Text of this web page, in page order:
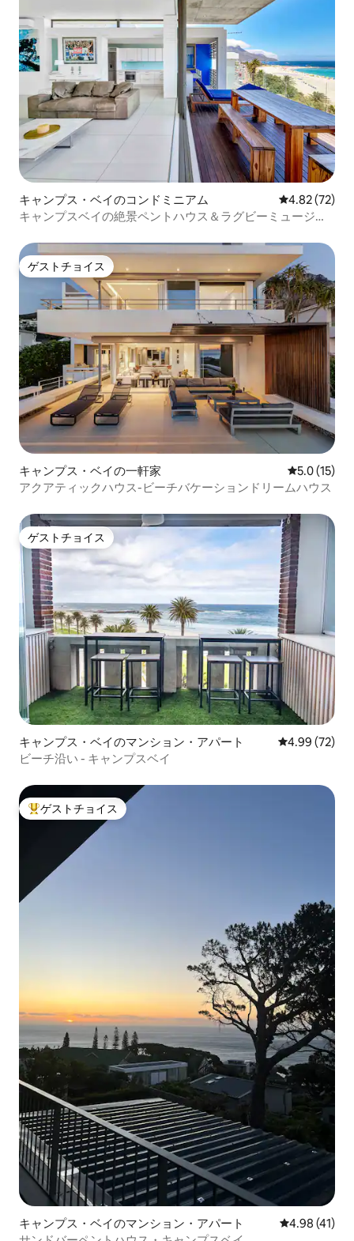
キャンプス・ベイのコンドミニアム レビュー72
4.82 (72)
キャンプスベイの絶景ペントハウス＆ラグビーミュージア
ゲストチョイス
ゲストチョイス
キャンプス・ベイの一軒家 レビュー15
5.0 (15)
アクアティックハウス-ビーチバケーションドリームハウス
ゲストチョイス
ゲストチョイス
キャンプス・ベイのマンション・アパート レビュー72
4.99 (72)
ビーチ沿い - キャンプスベイ
大好評のゲストチョイスです。
ゲストチョイス
キャンプス・ベイのマンション・アパート レビュー41
4.98 (41)